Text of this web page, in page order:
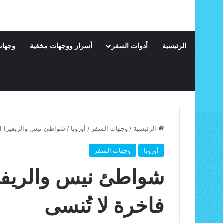
الرئيسية أدوات السفر أسرار ووجهات مخفية
الرئيسية / وجهات السفر / أوروبا / شواطئ نيس والريفيرا
أوروبا وجهات السفر
شواطئ نيس
فاخرة لا تُنسى